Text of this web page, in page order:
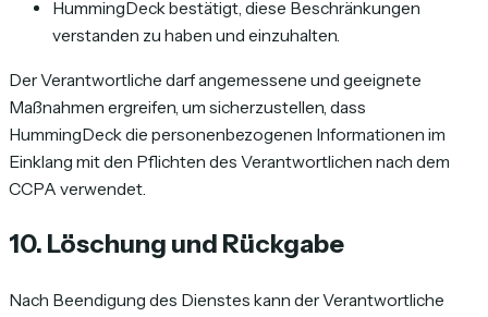
HummingDeck bestätigt, diese Beschränkungen
verstanden zu haben und einzuhalten.
Der Verantwortliche darf angemessene und geeignete
Maßnahmen ergreifen, um sicherzustellen, dass
HummingDeck die personenbezogenen Informationen im
Einklang mit den Pflichten des Verantwortlichen nach dem
CCPA verwendet.
10. Löschung und Rückgabe
Nach Beendigung des Dienstes kann der Verantwortliche